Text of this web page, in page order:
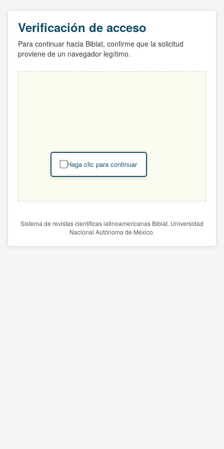
Verificación de acceso
Para continuar hacia Biblat, confirme que la solicitud
proviene de un navegador legítimo.
Haga clic para continuar
Sistema de revistas científicas latinoamericanas Biblat. Universidad
Nacional Autónoma de México.